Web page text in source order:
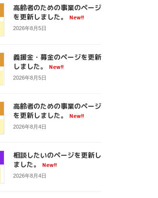
高齢者のための事業のページ
を更新しました。
New!!
2026年8月5日
義援金・募金のページを更新
しました。
New!!
2026年8月5日
高齢者のための事業のページ
を更新しました。
New!!
2026年8月4日
相談したいのページを更新し
ました。
New!!
2026年8月4日